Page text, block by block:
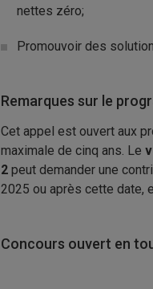
nettes zéro;
Promouvoir des
Remarques sur le
Cet appel est ouvert aux
maximale de cinq ans. Le
2 peut demander une
2025 ou après cette date,
Concours ouvert en